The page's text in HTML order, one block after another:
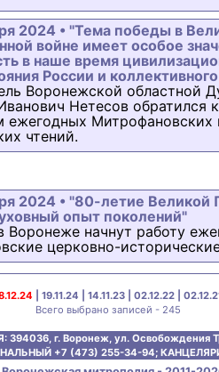
2024 • "Тема победы в
войне имеет особое
в наше время
России и
Воронежской областной
Нетесов обратился к
ежегодных Митрофановских
чтений.
2024 • "80-летие Великой
опыт поколений"
Воронеже начнут работу
церковно-
19.11.24 14.11.23 02.12.22
Всего выбрано записей - 245
394036, г. Воронеж, ул. Освобождения
+7 (473) 255-34-94;